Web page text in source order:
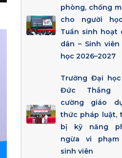
phòng, chống
cho người
Tuần sinh hoạt
dân – Sinh viên
học 2026–2027
Trường Đại
Đức Thắng
cường giáo
thức pháp luật,
bị kỹ năng
ngừa vi
sinh viên